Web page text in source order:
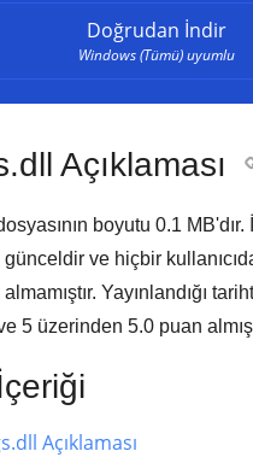
Doğrudan İndir
Windows (Tümü) uyumlu
Açıklaması
boyutu 0.1 MB'
günceldir ve hiçbir
Yayınlandığı
5 üzerinden 5.0 puan
Açıklaması